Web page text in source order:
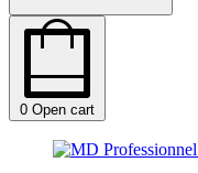
0 Open cart